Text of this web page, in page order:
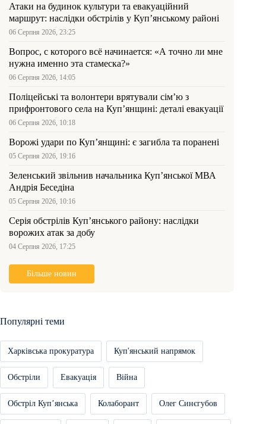
Атаки на будинок культури та евакуаційний
маршрут: наслідки обстрілів у Куп’янському районі
06 Серпня 2026, 23:25
Вопрос, с которого всё начинается: «А точно ли мне
нужна именно эта стамеска?»
06 Серпня 2026, 14:05
Поліцейські та волонтери врятували сім’ю з
прифронтового села на Куп’янщині: деталі евакуації
06 Серпня 2026, 10:18
Ворожі удари по Куп’янщині: є загибла та поранені
05 Серпня 2026, 19:16
Зеленський звільнив начальника Купʼянської МВА
Андрія Беседіна
05 Серпня 2026, 10:16
Серія обстрілів Куп’янського району: наслідки
ворожих атак за добу
04 Серпня 2026, 17:25
Більше новин
Популярні теми
Харківська прокуратура Куп'янський напрямок
Обстріли Евакуація Війна
Обстріл Купʼянська Колаборант Олег Синєгубов